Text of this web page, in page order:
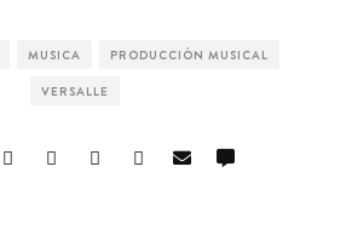
MUSICA PRODUCCIÓN MUSICAL
VERSALLE